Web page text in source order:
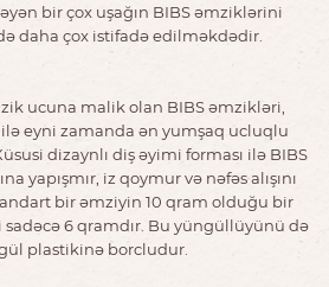
bir çox uşağın BIBS əmziklərini
daha çox istifadə edilməkdədir.
ucuna malik olan BIBS əmzikləri,
ilə eyni zamanda ən yumşaq ucluqlu
dizaynlı diş əyimi forması ilə BIBS
yapışmır, iz qoymur və nəfəs alışını
bir əmziyin 10 qram olduğu bir
6 qramdır. Bu yüngüllüyünü də
plastikinə borcludur.